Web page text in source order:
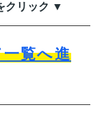
クリック ▼
覧へ進